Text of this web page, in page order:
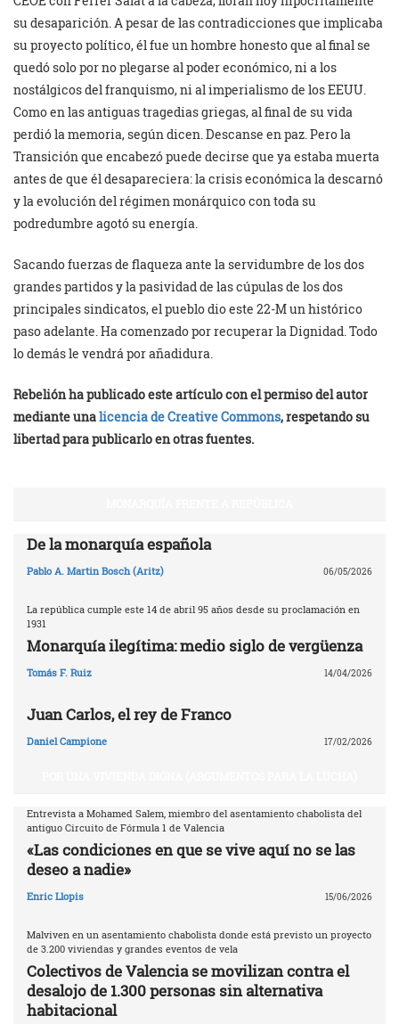
su desaparición. A pesar de las contradicciones que implicaba
su proyecto político, él fue un hombre honesto que al final se
quedó solo por no plegarse al poder económico, ni a los
nostálgicos del franquismo, ni al imperialismo de los EEUU.
Como en las antiguas tragedias griegas, al final de su vida
perdió la memoria, según dicen. Descanse en paz. Pero la
Transición que encabezó puede decirse que ya estaba muerta
antes de que él desapareciera: la crisis económica la descarnó
y la evolución del régimen monárquico con toda su
podredumbre agotó su energía.
Sacando fuerzas de flaqueza ante la servidumbre de los dos
grandes partidos y la pasividad de las cúpulas de los dos
principales sindicatos, el pueblo dio este 22-M un histórico
paso adelante. Ha comenzado por recuperar la Dignidad. Todo
lo demás le vendrá por añadidura.
Rebelión ha publicado este artículo con el permiso del autor
mediante unalicencia de Creative Commons, respetando su
libertad para publicarlo en otras fuentes.
De la monarquía española
Pablo A. Martin Bosch (Aritz) 06/05/2026
La república cumple este 14 de abril 95 años desde su proclamación en
1931
Monarquía ilegítima: medio siglo de vergüenza
Tomás F. Ruiz 14/04/2026
Juan Carlos, el rey de Franco
Daniel Campione 17/02/2026
Entrevista a Mohamed Salem, miembro del asentamiento chabolista del
antiguo Circuito de Fórmula 1 de Valencia
«Las condiciones en que se vive aquí no se las
deseo a nadie»
Enric Llopis 15/06/2026
Malviven en un asentamiento chabolista donde está previsto un proyecto
de 3.200 viviendas y grandes eventos de vela
Colectivos de Valencia se movilizan contra el
desalojo de 1.300 personas sin alternativa
habitacional